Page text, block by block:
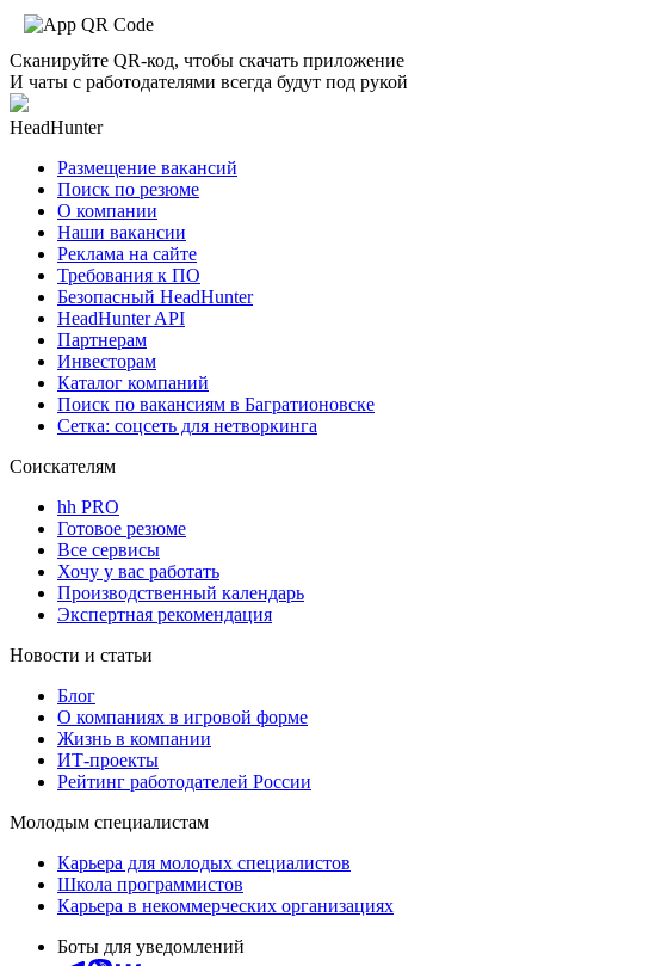
Сканируйте QR-код, чтобы скачать приложение
И чаты с работодателями всегда будут под рукой
HeadHunter
Размещение вакансий
Поиск по резюме
О компании
Наши вакансии
Реклама на сайте
Требования к ПО
Безопасный HeadHunter
HeadHunter API
Партнерам
Инвесторам
Каталог компаний
Поиск по вакансиям в Багратионовске
Сетка: соцсеть для нетворкинга
Соискателям
hh PRO
Готовое резюме
Все сервисы
Хочу у вас работать
Производственный календарь
Экспертная рекомендация
Новости и статьи
Блог
О компаниях в игровой форме
Жизнь в компании
ИТ-проекты
Рейтинг работодателей России
Молодым специалистам
Карьера для молодых специалистов
Школа программистов
Карьера в некоммерческих организациях
Боты для уведомлений